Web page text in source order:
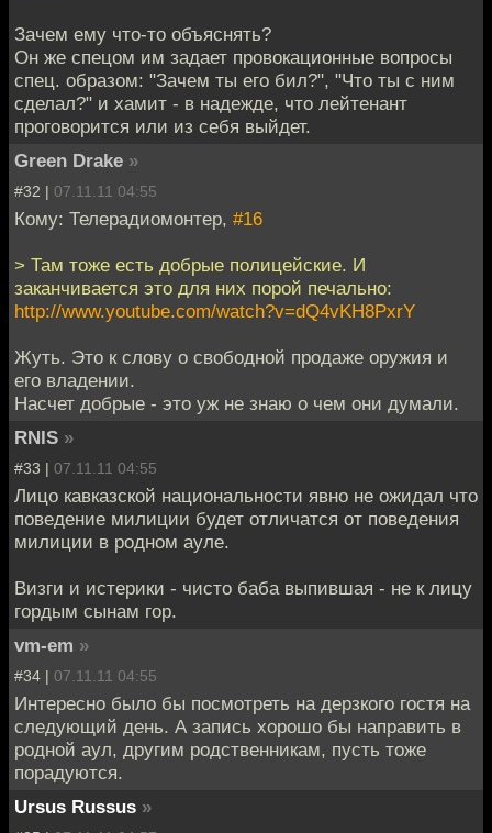
Зачем ему что-то объяснять?
Он же спецом им задает провокационные вопросы
спец. образом: "Зачем ты его бил?", "Что ты с ним
сделал?" и хамит - в надежде, что лейтенант
проговорится или из себя выйдет.
Green Drake »
#32 | 07.11.11 04:55
Кому: Телерадиомонтер, #16
> Там тоже есть добрые полицейские. И
заканчивается это для них порой печально:
http://www.youtube.com/watch?v=dQ4vKH8PxrY
Жуть. Это к слову о свободной продаже оружия и
его владении.
Насчет добрые - это уж не знаю о чем они думали.
RNIS »
#33 | 07.11.11 04:55
Лицо кавказской национальности явно не ожидал что
поведение милиции будет отличатся от поведения
милиции в родном ауле.
Визги и истерики - чисто баба выпившая - не к лицу
гордым сынам гор.
vm-em »
#34 | 07.11.11 04:55
Интересно было бы посмотреть на дерзкого гостя на
следующий день. А запись хорошо бы направить в
родной аул, другим родственникам, пусть тоже
порадуются.
Ursus Russus »